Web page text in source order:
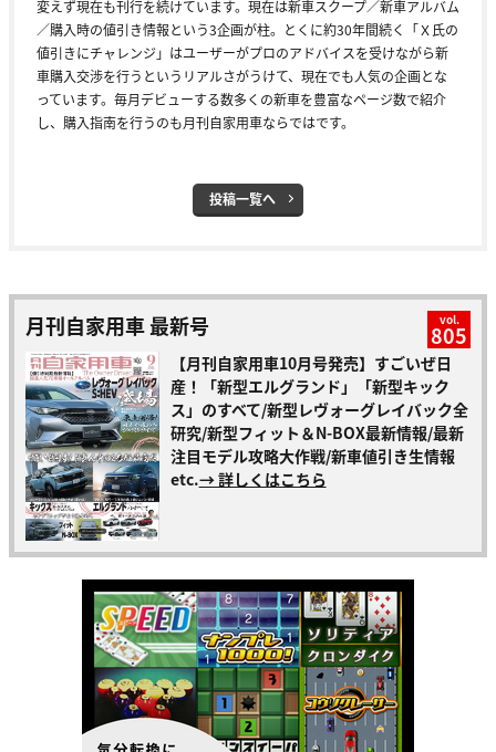
変えず現在も刊行を続けています。現在は新車スクープ／新車アルバム
／購入時の値引き情報という3企画が柱。とくに約30年間続く「Ｘ氏の
値引きにチャレンジ」はユーザーがプロのアドバイスを受けながら新
車購入交渉を行うというリアルさがうけて、現在でも人気の企画とな
っています。毎月デビューする数多くの新車を豊富なページ数で紹介
し、購入指南を行うのも月刊自家用車ならではです。
投稿一覧へ
月刊自家用車 最新号 vol.
805
【月刊自家用車10月号発売】すごいぜ日
産！「新型エルグランド」「新型キック
ス」のすべて/新型レヴォーグレイバック全
研究/新型フィット＆N-BOX最新情報/最新
注目モデル攻略大作戦/新車値引き生情報
etc.→ 詳しくはこちら